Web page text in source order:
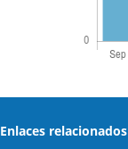
Enlaces relacionados